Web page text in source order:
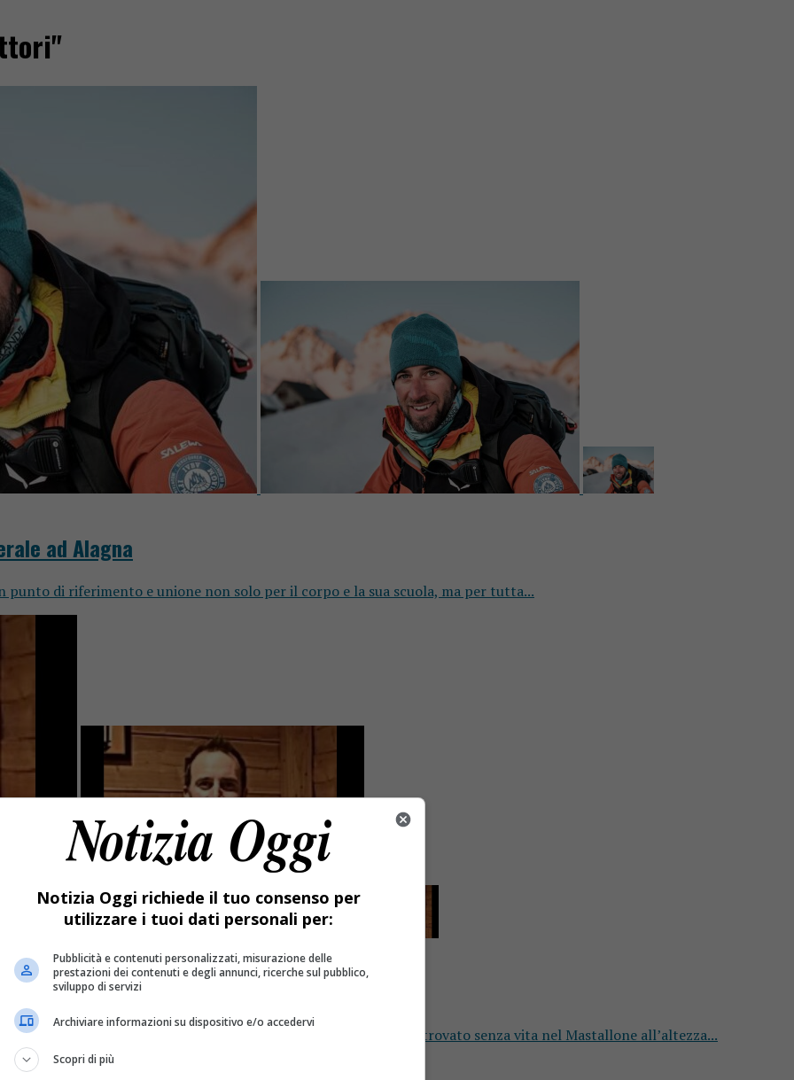
ad Alagna
punto di riferimento e unione non solo per il corpo e la sua scuola, ma per tutta...
Andrea
annunciato nei giorni scorsi, è il corpo di Andrea Pierrettori trovato senza vita nel Mastallone all’altezza...
Notizia Oggi richiede il tuo consenso per
utilizzare i tuoi dati personali per:
Pubblicità e contenuti personalizzati, misurazione delle
prestazioni dei contenuti e degli annunci, ricerche sul pubblico,
sviluppo di servizi
Archiviare informazioni su dispositivo e/o accedervi
Scopri di più